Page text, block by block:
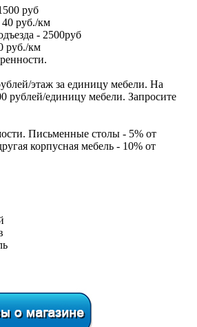
руб
руб./км
- 2500руб
руб./км
этаж за единицу мебели. На
рублей/единицу мебели. Запросите
Письменные столы - 5% от
корпусная мебель - 10% от